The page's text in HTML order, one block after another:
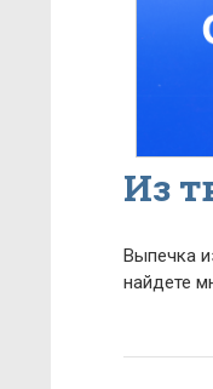
Из
Выпечка
найдете